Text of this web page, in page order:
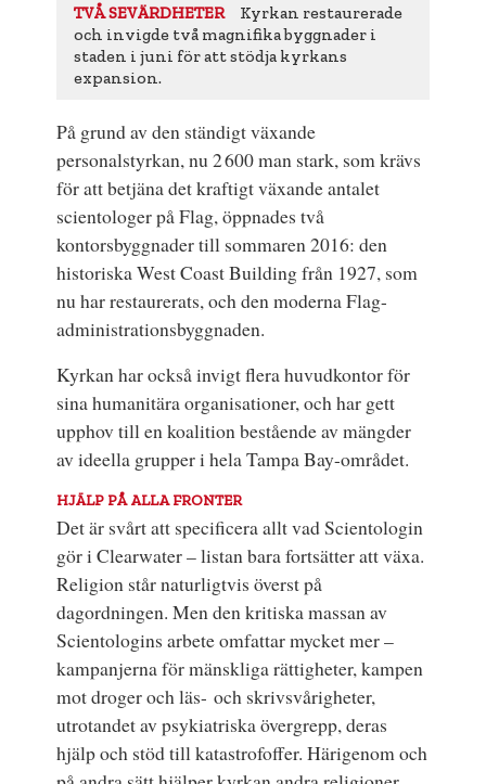
TVÅ SEVÄRDHETER
Kyrkan restaurerade
och invigde två magnifika byggnader i
staden i juni för att stödja kyrkans
expansion.
På grund av den ständigt växande
personalstyrkan, nu 2 600 man stark, som krävs
för att betjäna det kraftigt växande antalet
scientologer på Flag, öppnades två
kontorsbyggnader till sommaren 2016: den
historiska West Coast Building från 1927, som
nu har restaurerats, och den moderna Flag-
administrationsbyggnaden.
Kyrkan har också invigt flera huvudkontor för
sina humanitära organisationer, och har gett
upphov till en koalition bestående av mängder
av ideella grupper i hela Tampa Bay-området.
HJÄLP PÅ ALLA FRONTER
Det är svårt att specificera allt vad Scientologin
gör i Clearwater – listan bara fortsätter att växa.
Religion står naturligtvis överst på
dagordningen. Men den kritiska massan av
Scientologins arbete omfattar mycket mer –
kampanjerna för mänskliga rättigheter, kampen
mot droger och läs- och skrivsvårigheter,
utrotandet av psykiatriska övergrepp, deras
hjälp och stöd till katastrofoffer. Härigenom och